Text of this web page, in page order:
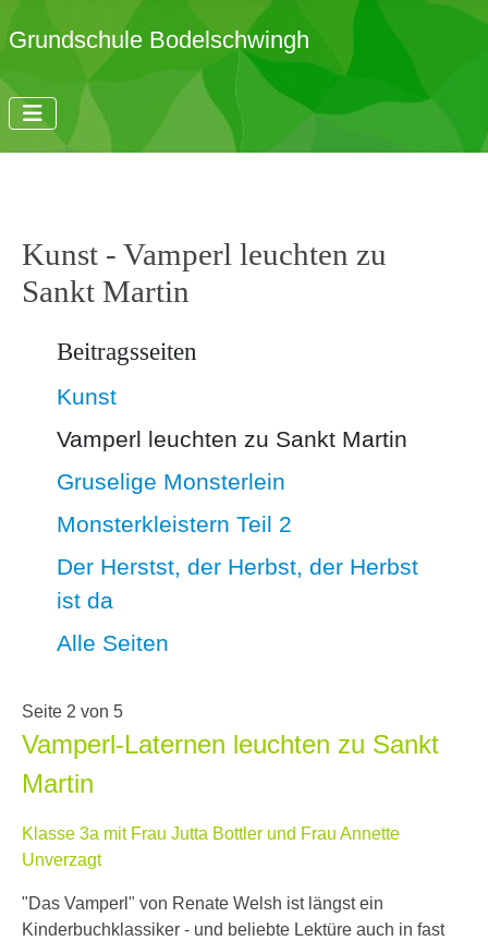
Grundschule Bodelschwingh
Kunst - Vamperl leuchten zu
Sankt Martin
Beitragsseiten
Kunst
Vamperl leuchten zu Sankt Martin
Gruselige Monsterlein
Monsterkleistern Teil 2
Der Herstst, der Herbst, der Herbst
ist da
Alle Seiten
Seite 2 von 5
Vamperl-Laternen leuchten zu Sankt
Martin
Klasse 3a mit Frau Jutta Bottler und Frau Annette
Unverzagt
"Das Vamperl" von Renate Welsh ist längst ein
Kinderbuchklassiker - und beliebte Lektüre auch in fast